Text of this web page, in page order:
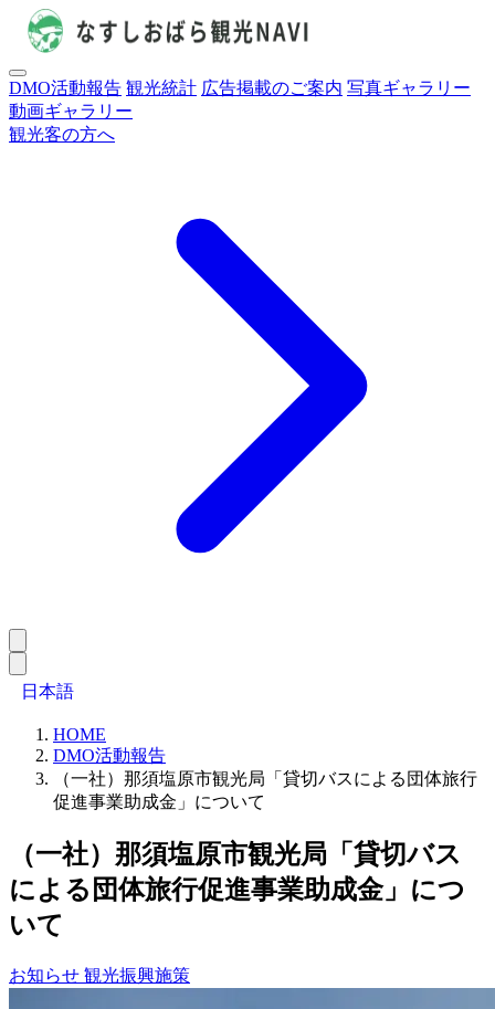
DMO活動報告 観光統計 広告掲載のご案内 写真ギャラリー
動画ギャラリー
観光客の方へ
日本語
HOME
DMO活動報告
（一社）那須塩原市観光局「貸切バスによる団体旅行
促進事業助成金」について
（一社）那須塩原市観光局「貸切バス
による団体旅行促進事業助成金」につ
いて
お知らせ 観光振興施策